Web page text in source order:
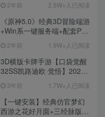
用、无限资源、附带保姆级
安装教程
2年前 2.5W+人已阅读
《原神5.0》经典3D冒险端游
+Win系一键服务端+配套PC
池文件
2年前 1.9W+人已阅读
3D横版卡牌手游【口袋觉醒
32SS凯路迪欧·觉悟】2023
+支付对接+安卓苹果双端+运
营后台+GM授权后台+代理
后台
3年前 1.7W+人已阅读
【一键安装】经典仿官梦幻
西游之花好月圆+三经脉版本